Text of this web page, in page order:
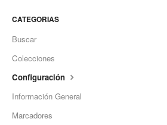
CATEGORIAS
Buscar
Colecciones
Configuración
Información General
Marcadores